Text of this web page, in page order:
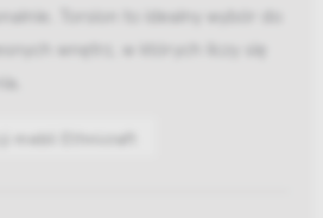
Torsion to idealny wybór do
wnętrz, w których liczy się
mebli Ethnicraft